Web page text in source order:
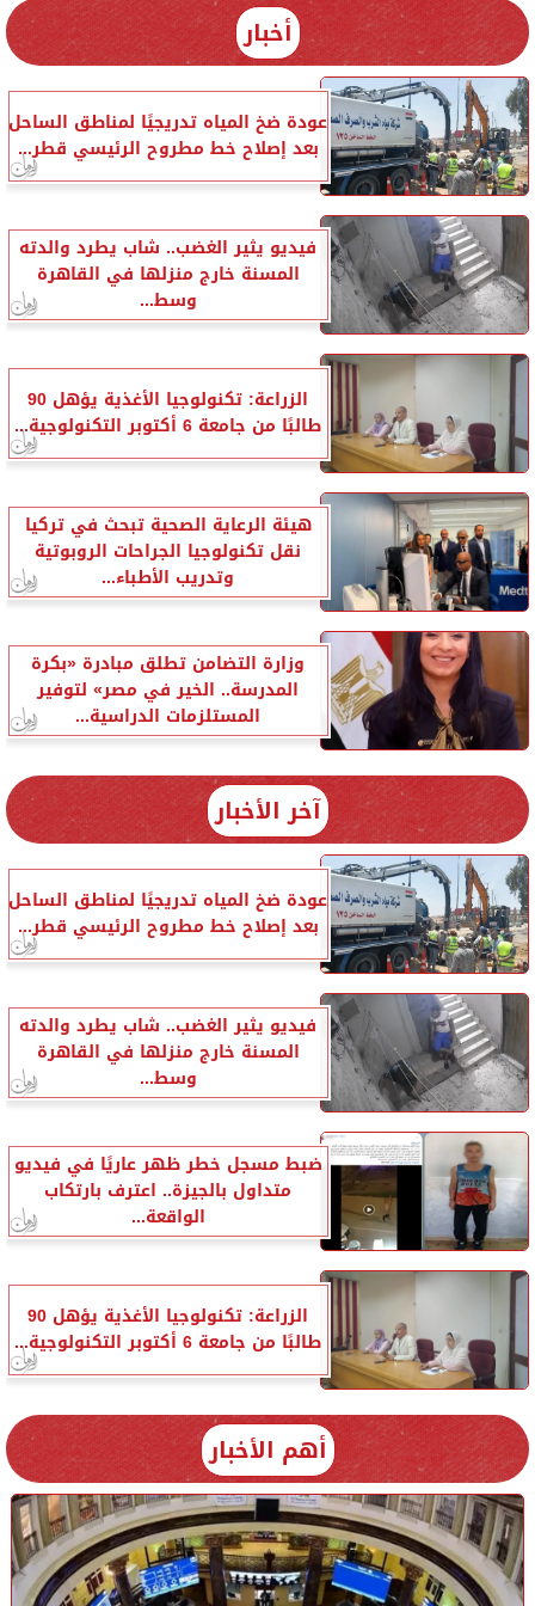
أخبار
عودة ضخ المياه تدريجيًا لمناطق الساحل
بعد إصلاح خط مطروح الرئيسي قطر...
فيديو يثير الغضب.. شاب يطرد والدته
المسنة خارج منزلها في القاهرة
وسط...
الزراعة: تكنولوجيا الأغذية يؤهل 90
طالبًا من جامعة 6 أكتوبر التكنولوجية...
هيئة الرعاية الصحية تبحث في تركيا
نقل تكنولوجيا الجراحات الروبوتية
وتدريب الأطباء...
وزارة التضامن تطلق مبادرة «بكرة
المدرسة.. الخير في مصر» لتوفير
المستلزمات الدراسية...
آخر الأخبار
عودة ضخ المياه تدريجيًا لمناطق الساحل
بعد إصلاح خط مطروح الرئيسي قطر...
فيديو يثير الغضب.. شاب يطرد والدته
المسنة خارج منزلها في القاهرة
وسط...
ضبط مسجل خطر ظهر عاريًا في فيديو
متداول بالجيزة.. اعترف بارتكاب
الواقعة...
الزراعة: تكنولوجيا الأغذية يؤهل 90
طالبًا من جامعة 6 أكتوبر التكنولوجية...
أهم الأخبار